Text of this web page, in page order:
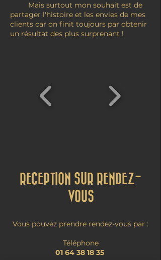
Mais surtout mon souhait est de
partager l'histoire et les envies de mes
clients car on finit toujours par obtenir
un résultat des plus surprenant !
RECEPTION SUR RENDEZ-
VOUS
Vous pouvez prendre rendez-vous par :
Téléphone
01 64 38 18 35